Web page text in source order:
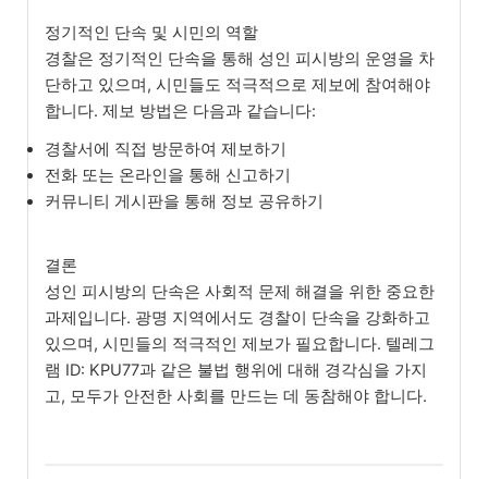
정기적인 단속 및 시민의 역할
경찰은 정기적인 단속을 통해 성인 피시방의 운영을 차
단하고 있으며, 시민들도 적극적으로 제보에 참여해야
합니다. 제보 방법은 다음과 같습니다:
경찰서에 직접 방문하여 제보하기
전화 또는 온라인을 통해 신고하기
커뮤니티 게시판을 통해 정보 공유하기
결론
성인 피시방의 단속은 사회적 문제 해결을 위한 중요한
과제입니다. 광명 지역에서도 경찰이 단속을 강화하고
있으며, 시민들의 적극적인 제보가 필요합니다. 텔레그
램 ID: KPU77과 같은 불법 행위에 대해 경각심을 가지
고, 모두가 안전한 사회를 만드는 데 동참해야 합니다.